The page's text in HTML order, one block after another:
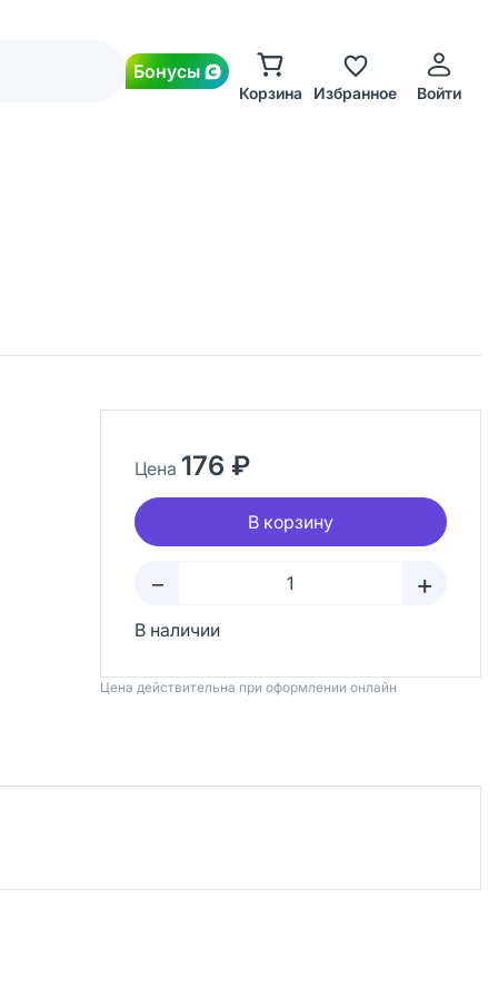
Бонусы
Корзина Избранное Войти
Цена 176 ₽
В корзину
– +
В наличии
Цена действительна при оформлении онлайн